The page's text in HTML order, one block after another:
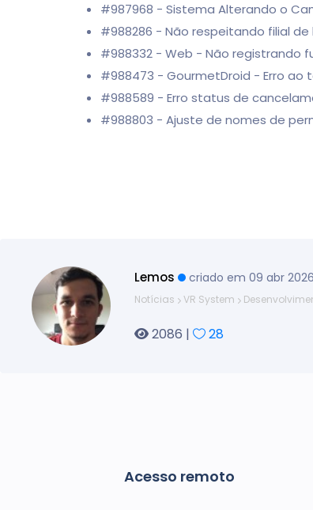
#987968 - Sistema Alterando o
#988286 - Não respeitando filial
#988332 - Web - Não registrando
#988473 - GourmetDroid - Erro
#988589 - Erro status de
#988803 - Ajuste de nomes de
Lemos criado em 09 abr 2026
Notícias VR System
2086 | 28
Acesso remoto